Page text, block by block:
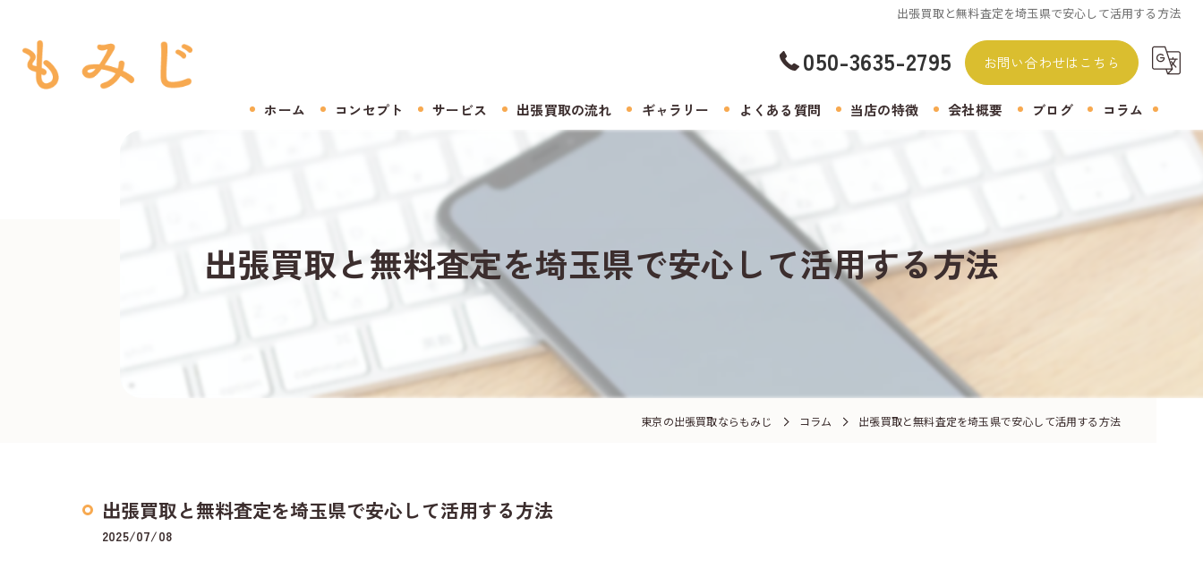
出張買取と無料査定を埼玉県で安心して活用する方法
050-3635-2795 お問い合わせはこちら
ホーム コンセプト サービス 出張買取の流れ ギャラリー よくある質問 当店の特徴
生前整理
遺品整理
アクセサリー
会社概要 ブログ コラム
出張買取と無料査定を埼玉県で安心して活用する方法
東京の出張買取ならもみじ コラム 出張買取と無料査定を埼玉県で安心して活用する方法
出張買取と無料査定を埼玉県で安心して活用する方法
2025/07/08